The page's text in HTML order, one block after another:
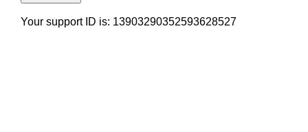
Your support ID is: 13903290352593628527